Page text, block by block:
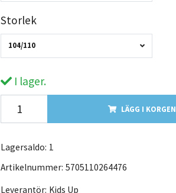
Storlek
104/110
I lager.
LÄGG I KORGEN
Lagersaldo: 1
Artikelnummer: 5705110264476
Leverantör: Kids Up